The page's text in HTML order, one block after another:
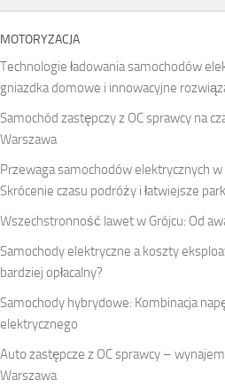
MOTORYZACJA
Technologie ładowania samochodów
gniazdka domowe i innowacyjne
Samochód zastępczy z OC sprawcy na
Warszawa
Przewaga samochodów elektrycznych
Skrócenie czasu podróży i łatwiejsze
Wszechstronność lawet w Grójcu: Od
Samochody elektryczne a koszty
bardziej opłacalny?
Samochody hybrydowe: Kombinacja
elektrycznego
Auto zastępcze z OC sprawcy –
Warszawa